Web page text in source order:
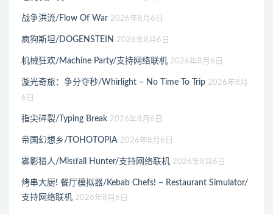
战争洪流/Flow Of War 2026年8月6日
疯狗斯坦/DOGENSTEIN 2026年8月6日
机械狂欢/Machine Party/支持网络联机 2026年8月6日
漩光奇旅：争分夺秒/Whirlight – No Time To Trip 2026年8月
6日
指尖碎裂/Typing Break 2026年8月6日
帝国幻想乡/TOHOTOPIA 2026年8月6日
雾影猎人/Mistfall Hunter/支持网络联机 2026年8月6日
烤串大厨! 餐厅模拟器/Kebab Chefs! – Restaurant Simulator/
支持网络联机 2026年8月6日